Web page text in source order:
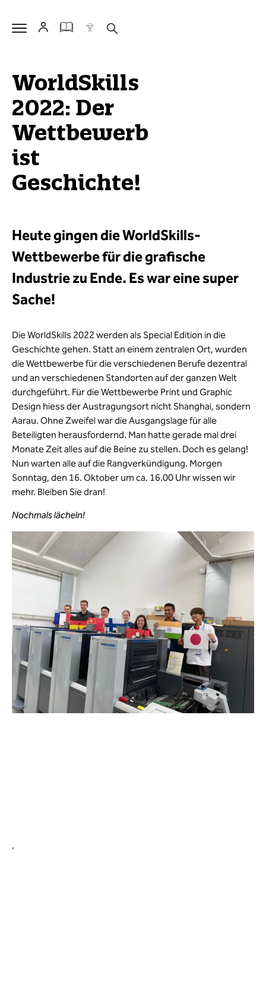
WorldSkills
2022: Der
Wettbewerb
ist
Geschichte!
Heute gingen die WorldSkills-
Wettbewerbe für die grafische
Industrie zu Ende. Es war eine super
Sache!
Die WorldSkills 2022 werden als Special Edition in die
Geschichte gehen. Statt an einem zentralen Ort, wurden
die Wettbewerbe für die verschiedenen Berufe dezentral
und an verschiedenen Standorten auf der ganzen Welt
durchgeführt. Für die Wettbewerbe Print und Graphic
Design hiess der Austragungsort nicht Shanghai, sondern
Aarau. Ohne Zweifel war die Ausgangslage für alle
Beteiligten herausfordernd. Man hatte gerade mal drei
Monate Zeit alles auf die Beine zu stellen. Doch es gelang!
Nun warten alle auf die Rangverkündigung. Morgen
Sonntag, den 16. Oktober um ca. 16.00 Uhr wissen wir
mehr. Bleiben Sie dran!
Nochmals lächeln!
.